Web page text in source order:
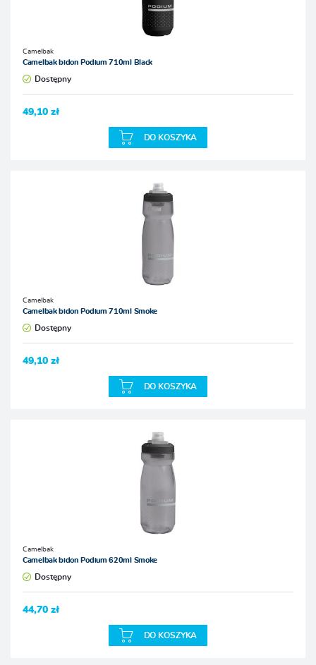
Camelbak
Camelbak bidon Podium 710ml Black
Dostępny
49,10 zł
DO KOSZYKA
Camelbak
Camelbak bidon Podium 710ml Smoke
Dostępny
49,10 zł
DO KOSZYKA
Camelbak
Camelbak bidon Podium 620ml Smoke
Dostępny
44,70 zł
DO KOSZYKA